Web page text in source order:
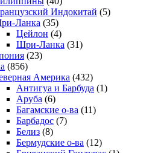
Индокитай (5)
Ланка (35)
Цейлон (4)
Шри-Ланка (31)
(23)
(856)
Америка (432)
Антигуа и Барбуда (1)
Аруба (6)
Багамские о-ва (11)
Барбадос (7)
Белиз (8)
Бермудские о-ва (12)